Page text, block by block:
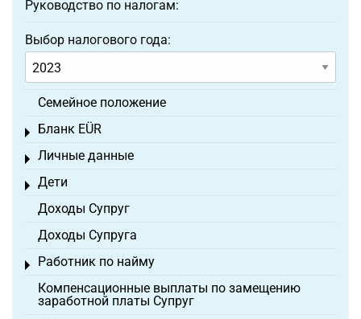
Руководство по налогам:
Выбор налогового года:
Семейное положение
Бланк EÜR
Toggle menu
Личные данные
Toggle menu
Дети
Toggle menu
Доходы Супруг
Доходы Супруга
Работник по найму
Toggle menu
Компенсационные выплаты по замещению
заработной платы Супруг